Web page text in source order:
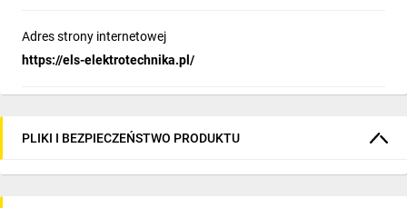
Adres strony internetowej
https://els-elektrotechnika.pl/
PLIKI I BEZPIECZEŃSTWO PRODUKTU